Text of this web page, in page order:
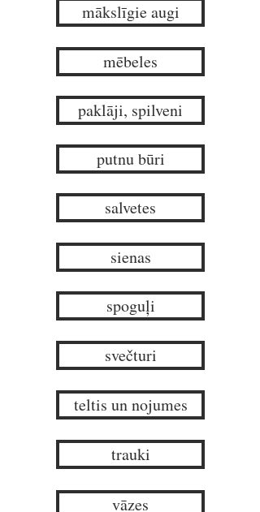
mākslīgie augi
mēbeles
paklāji, spilveni
putnu būri
salvetes
sienas
spoguļi
svečturi
teltis un nojumes
trauki
vāzes